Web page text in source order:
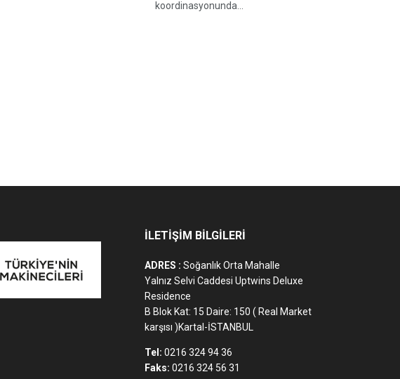
koordinasyonunda...
İLETİŞİM BİLGİLERİ
ADRES : Soğanlık Orta Mahalle
Yalnız Selvi Caddesi Uptwins Deluxe
Residence
B Blok Kat: 15 Daire: 150 ( Real Market
karşısı )Kartal-İSTANBUL
Tel: 0216 324 94 36
Faks: 0216 324 56 31